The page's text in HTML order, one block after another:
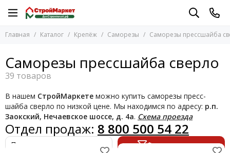
Крепёж
Болты, винты
Вертлюги
Гвоздевые пластины
Гвозди
Гроверы
Дюбели, дюбель-гвозди
Саморезы
Саморезы желтые PZ
Саморезы желтые
Саморезы желтые PH
Саморезы оконные
Саморезы прессшайба сверло
Саморезы прессшайба
Саморезы с цилиндрической головокй
Главная Каталог Крепёж Саморезы Саморезы прессшайба
Саморезы прессшайба сверло
В нашем СтройМаркете можно купить саморезы пресс-
шайба сверло по низкой цене. Мы находимся по адресу: р.п.
Заокский, Нечаевское шоссе, д. 4а. Схема проезда
Отдел продаж: 8 800 500 54 22
Фильтр товаров